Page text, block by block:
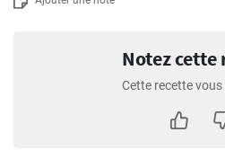
Notez cette
Cette recette vous